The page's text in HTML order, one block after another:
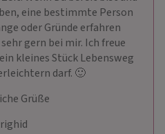
eine bestimmte Person
oder Gründe erfahren
gern bei mir. Ich freue
kleines Stück Lebensweg
darf. 🙂
Grüße